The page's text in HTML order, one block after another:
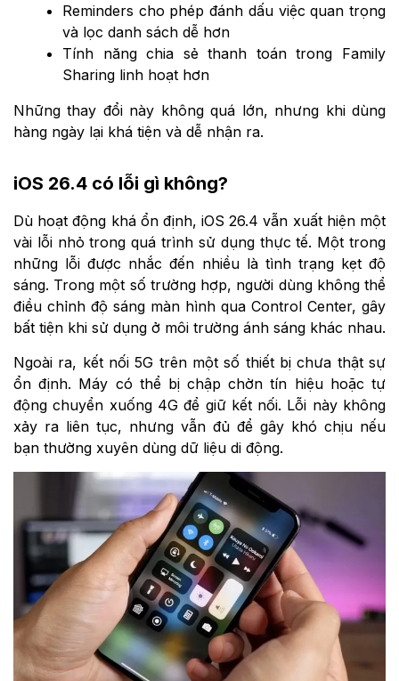
Reminders cho phép đánh dấu việc quan trọng
và lọc danh sách dễ hơn
Tính năng chia sẻ thanh toán trong Family
Sharing linh hoạt hơn
Những thay đổi này không quá lớn, nhưng khi dùng
hàng ngày lại khá tiện và dễ nhận ra.
iOS 26.4 có lỗi gì không?
Dù hoạt động khá ổn định, iOS 26.4 vẫn xuất hiện một
vài lỗi nhỏ trong quá trình sử dụng thực tế. Một trong
những lỗi được nhắc đến nhiều là tình trạng kẹt độ
sáng. Trong một số trường hợp, người dùng không thể
điều chỉnh độ sáng màn hình qua Control Center, gây
bất tiện khi sử dụng ở môi trường ánh sáng khác nhau.
Ngoài ra, kết nối 5G trên một số thiết bị chưa thật sự
ổn định. Máy có thể bị chập chờn tín hiệu hoặc tự
động chuyển xuống 4G để giữ kết nối. Lỗi này không
xảy ra liên tục, nhưng vẫn đủ để gây khó chịu nếu
bạn thường xuyên dùng dữ liệu di động.